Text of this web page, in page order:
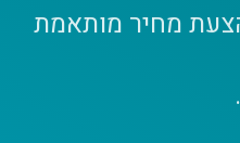
מחיר מותאמת